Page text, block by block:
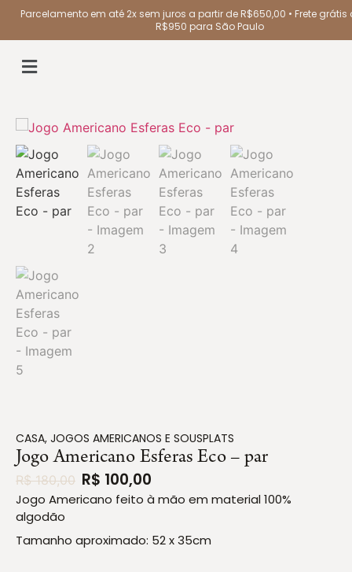
Parcelamento em até 2x sem juros a partir de R$650,00 • Frete grátis
R$950 para São Paulo
CASA, JOGOS AMERICANOS E SOUSPLATS
Jogo Americano Esferas Eco – par
R$180,00 R$ 100,00
Jogo Americano feito à mão em material 100%
algodão
Tamanho aproximado: 52 x 35cm